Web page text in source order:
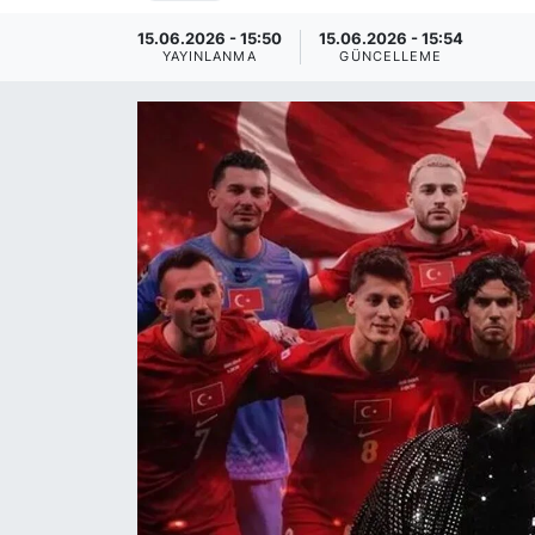
15.06.2026 - 15:50
YAYINLANMA
15.06.2026 - 15:54
GÜNCELLEME